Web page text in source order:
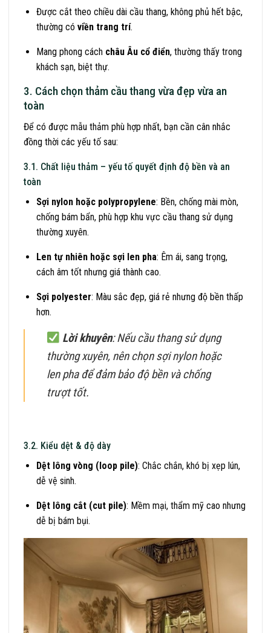
Được cắt theo chiều dài cầu thang, không phủ hết bậc,
thường có viền trang trí.
Mang phong cách châu Âu cổ điển, thường thấy trong
khách sạn, biệt thự.
3. Cách chọn thảm cầu thang vừa đẹp vừa an
toàn
Để có được mẫu thảm phù hợp nhất, bạn cần cân nhắc
đồng thời các yếu tố sau:
3.1. Chất liệu thảm – yếu tố quyết định độ bền và an
toàn
Sợi nylon hoặc polypropylene: Bền, chống mài mòn,
chống bám bẩn, phù hợp khu vực cầu thang sử dụng
thường xuyên.
Len tự nhiên hoặc sợi len pha: Êm ái, sang trọng,
cách âm tốt nhưng giá thành cao.
Sợi polyester: Màu sắc đẹp, giá rẻ nhưng độ bền thấp
hơn.
Lời khuyên: Nếu cầu thang sử dụng
thường xuyên, nên chọn sợi nylon hoặc
len pha để đảm bảo độ bền và chống
trượt tốt.
3.2. Kiểu dệt & độ dày
Dệt lông vòng (loop pile): Chắc chắn, khó bị xẹp lún,
dễ vệ sinh.
Dệt lông cắt (cut pile): Mềm mại, thẩm mỹ cao nhưng
dễ bị bám bụi.